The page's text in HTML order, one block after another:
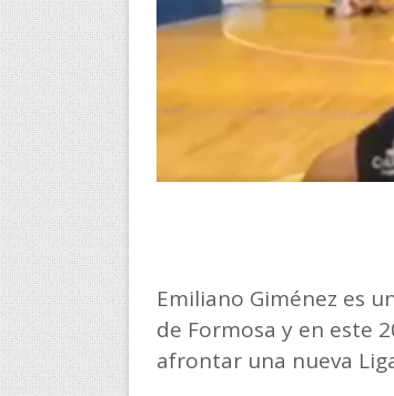
Emiliano Giménez es
de Formosa y en este
afrontar una nueva